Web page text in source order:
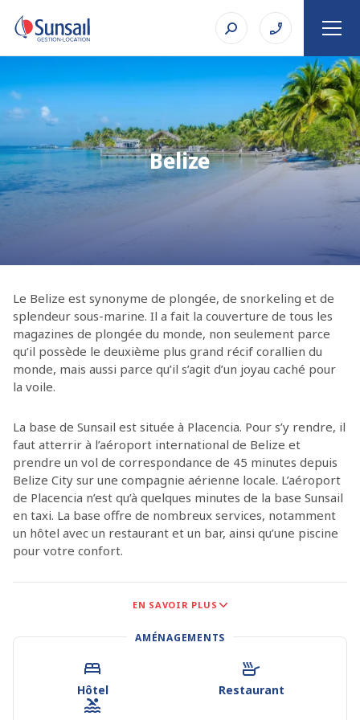
Belize
Le Belize est synonyme de plongée, de snorkeling et de
splendeur sous-marine. Il a fait la couverture de tous les
magazines de plongée du monde, non seulement parce
qu’il possède le deuxième plus grand récif corallien du
monde, mais aussi parce qu’il s’agit d’un joyau caché pour
la voile.
La base de Sunsail est située à Placencia. Pour s’y rendre, il
faut atterrir à l’aéroport international de Belize et
prendre un vol de correspondance de 45 minutes depuis
Belize City sur une compagnie aérienne locale. L’aéroport
de Placencia n’est qu’à quelques minutes de la base Sunsail
en taxi. La base offre de nombreux services, notamment
un hôtel avec un restaurant et un bar, ainsi qu’une piscine
pour votre confort.
fiables et plus de 450 îles et cayes à explorer, ce petit
croisière inégalées. Si la plongée et le snorkeling sont
spectaculaires, le Belize offre également de belles plages,
des îlots tropicaux isolés, des restaurants et des bars
uniques au large, et des excursions sur le continent dans
des forêts tropicales vierges et des réserves.
EN SAVOIR PLUS
AMÉNAGEMENTS
Hôtel Restaurant